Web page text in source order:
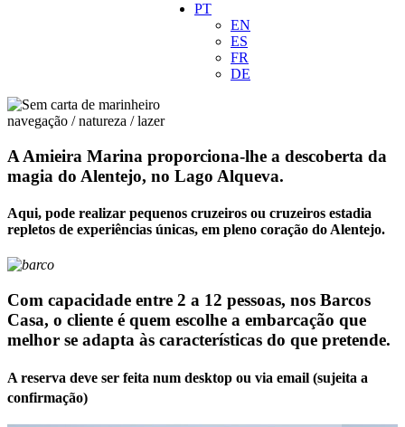
PT
EN
ES
FR
DE
navegação / natureza / lazer
A Amieira Marina proporciona-lhe a descoberta da
magia do Alentejo, no Lago Alqueva.
Aqui, pode realizar pequenos cruzeiros ou cruzeiros estadia
repletos de experiências únicas, em pleno coração do Alentejo.
Com capacidade entre 2 a 12 pessoas, nos Barcos
Casa, o cliente é quem escolhe a embarcação que
melhor se adapta às características do que pretende.
A reserva deve ser feita num desktop ou via email (sujeita a
confirmação)